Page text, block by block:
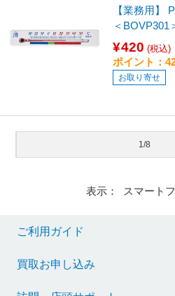
【業務用】
＜BOVP301
¥420 (税込)
ポイント：
お取り寄せ
1/8
表示： スマート
ご利用ガイド
買取お申し込み